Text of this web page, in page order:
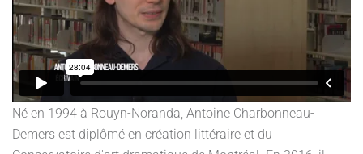
Né en 1994 à Rouyn-Noranda, Antoine Charbonneau-
Demers est diplômé en création littéraire et du